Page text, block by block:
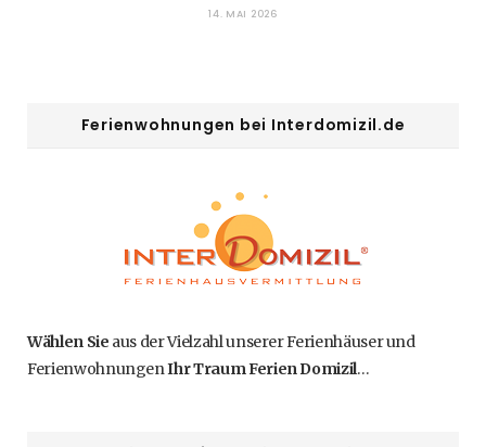
14. MAI 2026
Ferienwohnungen bei Interdomizil.de
Wählen Sie aus der Vielzahl unserer Ferienhäuser und
FerienwohnungenIhr Traum Ferien Domizil…